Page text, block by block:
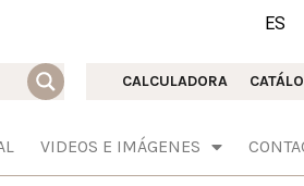
ES
CALCULADORA
VIDEOS E IMÁGENES